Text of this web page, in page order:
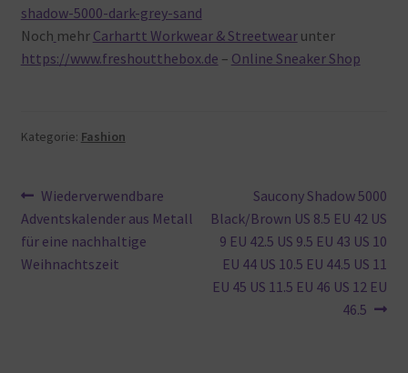
shadow-5000-dark-grey-sand
Noch mehr Carhartt Workwear & Streetwearunter
https://www.freshoutthebox.de – Online Sneaker Shop
Kategorie: Fashion
Beitragsnavigation
Vorheriger
Beitrag:
Wiederverwendbare
Adventskalender aus Metall
für eine nachhaltige
Weihnachtszeit
Nächster
Beitrag:
Saucony Shadow 5000
Black/Brown US 8.5 EU 42 US
9 EU 42.5 US 9.5 EU 43 US 10
EU 44 US 10.5 EU 44.5 US 11
EU 45 US 11.5 EU 46 US 12 EU
46.5